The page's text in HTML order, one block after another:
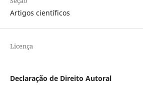
Artigos científicos
Licença
Declaração de Direito Autoral